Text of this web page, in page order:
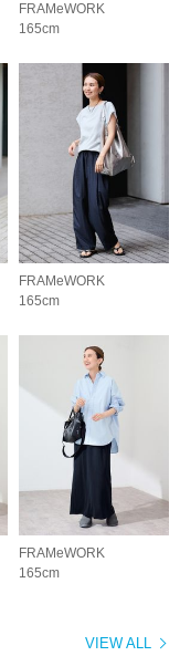
FRAMeWORK
165cm
FRAMeWORK
165cm
FRAMeWORK
165cm
VIEW ALL